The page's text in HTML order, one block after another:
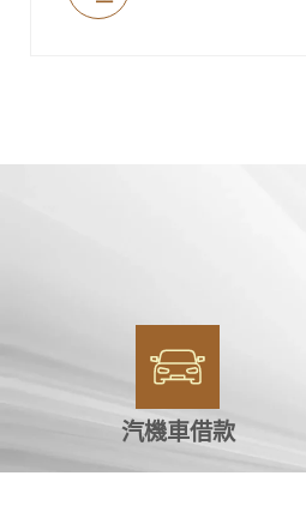
汽機車借款